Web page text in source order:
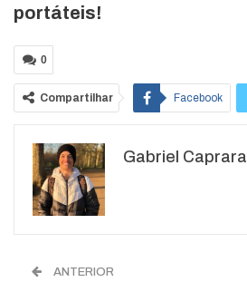
portáteis!
0
Compartilhar Facebook
WhatsApp
Gabriel Caprara
ANTERIOR